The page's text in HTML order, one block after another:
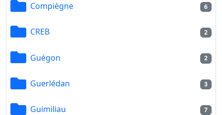
Compiègne 6
CREB 2
Guégon 2
Guerlédan 3
Guimiliau 7